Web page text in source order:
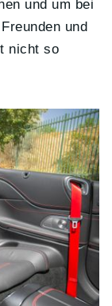
und um bei
und
nicht so